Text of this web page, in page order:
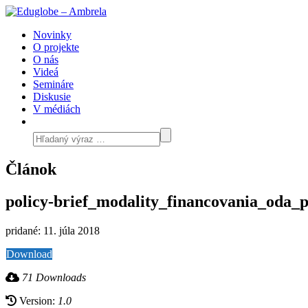
Novinky
O projekte
O nás
Videá
Semináre
Diskusie
V médiách
Článok
policy-
pridané: 11. júla 2018
Download
71 Downloads
Version: 1.0